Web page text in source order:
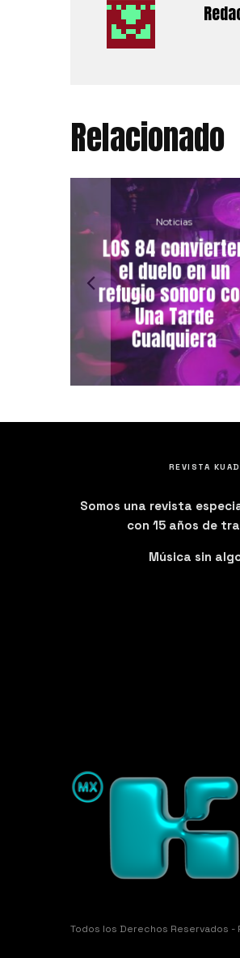
Relacionado
Noticias
LOS 84
el duelo en un
refugio sonoro
Una Tarde
Cualquiera
REVISTA
Somos una revista
con 15 años de
Música sin
Todos los Derechos Reservados -